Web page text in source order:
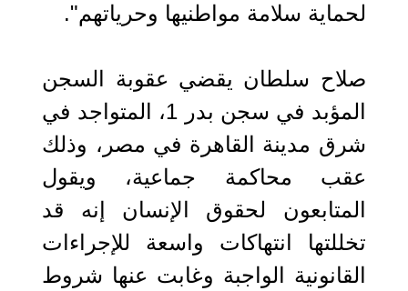
لحماية سلامة مواطنيها وحرياتهم".
صلاح سلطان يقضي عقوبة السجن
المؤبد في سجن بدر 1، المتواجد في
شرق مدينة القاهرة في مصر، وذلك
عقب محاكمة جماعية، ويقول
المتابعون لحقوق الإنسان إنه قد
تخللتها انتهاكات واسعة للإجراءات
القانونية الواجبة وغابت عنها شروط